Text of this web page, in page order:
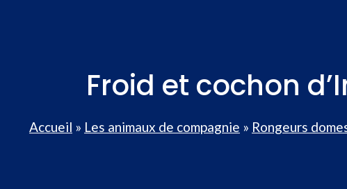
Froid et cochon
Accueil » Les animaux de compagnie » Rongeurs